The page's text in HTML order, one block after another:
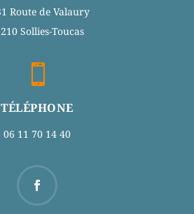
Route de Valaury
Sollies-Toucas

TÉLÉPHONE
06 11 70 14 40